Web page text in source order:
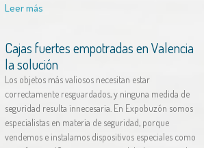
Leer más
Cajas fuertes empotradas en Valencia
la solución
Los objetos más valiosos necesitan estar
correctamente resguardados, y ninguna medida de
seguridad resulta innecesaria. En Expobuzón somos
especialistas en materia de seguridad, porque
vendemos e instalamos dispositivos especiales como